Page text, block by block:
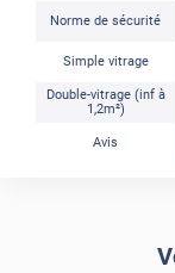
Norme de sécurité
Simple vitrage
Double-vitrage (inf à
1,2m²)
Avis